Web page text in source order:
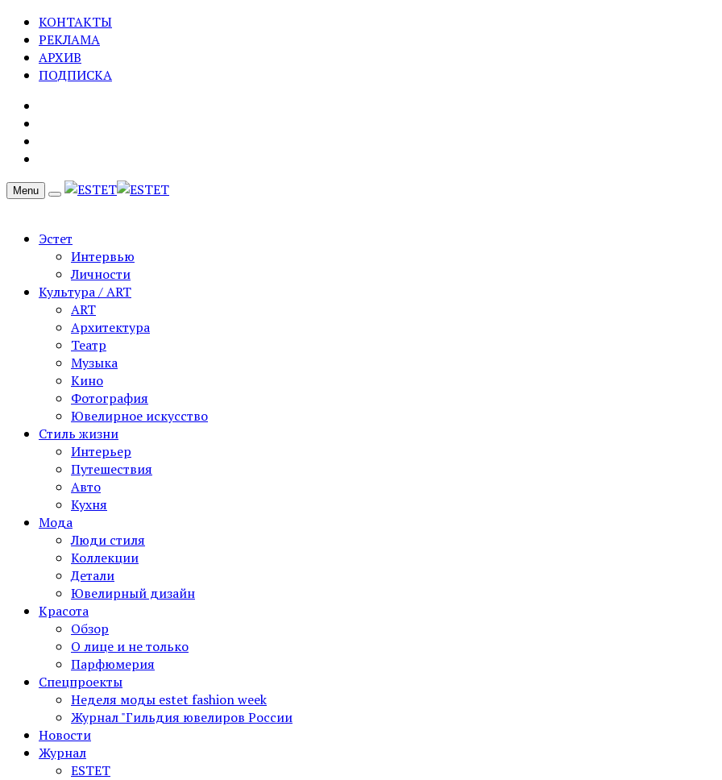
КОНТАКТЫ
РЕКЛАМА
АРХИВ
ПОДПИСКА
Menu
Эстет
Интервью
Личности
Культура / ART
ART
Архитектура
Театр
Музыка
Кино
Фотография
Ювелирное искусство
Стиль жизни
Интерьер
Путешествия
Авто
Кухня
Мода
Люди стиля
Коллекции
Детали
Ювелирный дизайн
Красота
Обзор
О лице и не только
Парфюмерия
Спецпроекты
Неделя моды estet fashion week
Журнал "Гильдия ювелиров России
Новости
Журнал
ESTET